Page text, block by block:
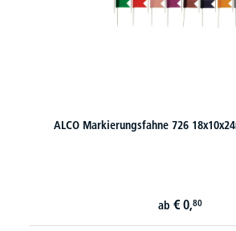
ALCO Markierungsfahne 726
ab € 0,80